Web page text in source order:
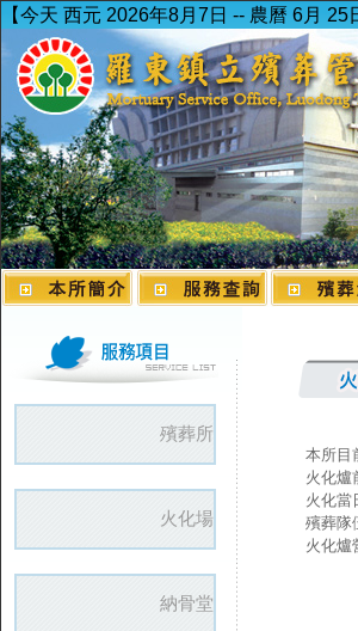
【今天 西元 2026年8月7日 -- 農曆 6月
殯葬所
火化場
納骨堂
本所目
火化爐
火化當
殯葬隊
火化爐